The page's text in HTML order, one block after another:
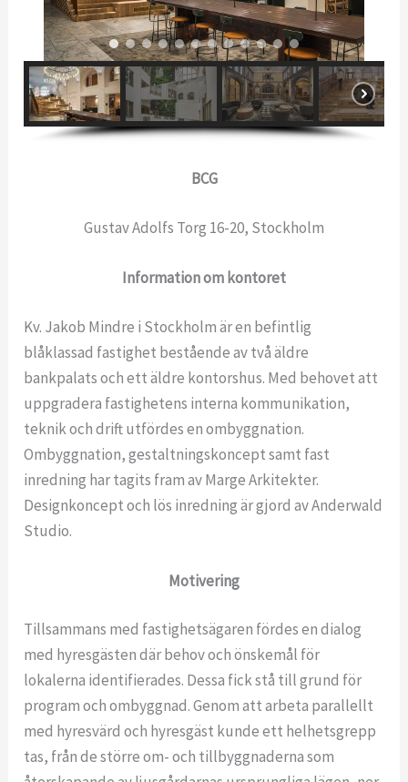
BCG
Gustav Adolfs Torg 16-20, Stockholm
Information om kontoret
Kv. Jakob Mindre i Stockholm är en befintlig
blåklassad fastighet bestående av två äldre
bankpalats och ett äldre kontorshus. Med behovet att
uppgradera fastighetens interna kommunikation,
teknik och drift utfördes en ombyggnation.
Ombyggnation, gestaltningskoncept samt fast
inredning har tagits fram av Marge Arkitekter.
Designkoncept och lös inredning är gjord av Anderwald
Studio.
Motivering
Tillsammans med fastighetsägaren fördes en dialog
med hyresgästen där behov och önskemål för
lokalerna identifierades. Dessa fick stå till grund för
program och ombyggnad. Genom att arbeta parallellt
med hyresvärd och hyresgäst kunde ett helhetsgrepp
tas, från de större om- och tillbyggnaderna som